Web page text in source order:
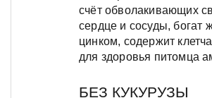
счёт обволакивающих
сердце и сосуды, богат
цинком, содержит
для здоровья питомца
БЕЗ КУКУРУЗЫ